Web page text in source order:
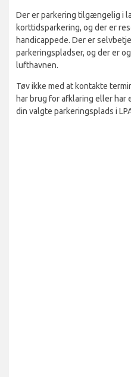
Der er parkering tilgængelig i
korttidsparkering, og der er
handicappede. Der er
parkeringspladser, og der er
lufthavnen.
Tøv ikke med at kontakte
har brug for afklaring eller har
din valgte parkeringsplads i